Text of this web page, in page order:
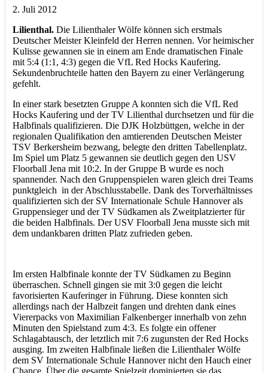
2. Juli 2012
Lilienthal. Die Lilienthaler Wölfe können sich erstmals
Deutscher Meister Kleinfeld der Herren nennen. Vor heimischer
Kulisse gewannen sie in einem am Ende dramatischen Finale
mit 5:4 (1:1, 4:3) gegen die VfL Red Hocks Kaufering.
Sekundenbruchteile hatten den Bayern zu einer Verlängerung
gefehlt.
In einer stark besetzten Gruppe A konnten sich die VfL Red
Hocks Kaufering und der TV Lilienthal durchsetzen und für die
Halbfinals qualifizieren. Die DJK Holzbüttgen, welche in der
regionalen Qualifikation den amtierenden Deutschen Meister
TSV Berkersheim bezwang, belegte den dritten Tabellenplatz.
Im Spiel um Platz 5 gewannen sie deutlich gegen den USV
Floorball Jena mit 10:2. In der Gruppe B wurde es noch
spannender. Nach den Gruppenspielen waren gleich drei Teams
punktgleich in der Abschlusstabelle. Dank des Torverhältnisses
qualifizierten sich der SV Internationale Schule Hannover als
Gruppensieger und der TV Südkamen als Zweitplatzierter für
die beiden Halbfinals. Der USV Floorball Jena musste sich mit
dem undankbaren dritten Platz zufrieden geben.
Im ersten Halbfinale konnte der TV Südkamen zu Beginn
überraschen. Schnell gingen sie mit 3:0 gegen die leicht
favorisierten Kauferinger in Führung. Diese konnten sich
allerdings nach der Halbzeit fangen und drehten dank eines
Viererpacks von Maximilian Falkenberger innerhalb von zehn
Minuten den Spielstand zum 4:3. Es folgte ein offener
Schlagabtausch, der letztlich mit 7:6 zugunsten der Red Hocks
ausging. Im zweiten Halbfinale ließen die Lilienthaler Wölfe
dem SV Internationale Schule Hannover nicht den Hauch einer
Chance. Über die gesamte Spielzeit dominierten sie das